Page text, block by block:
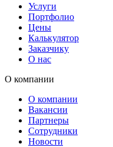
Услуги
Портфолио
Цены
Калькулятор
Заказчику
О нас
О компании
О компании
Вакансии
Партнеры
Сотрудники
Новости